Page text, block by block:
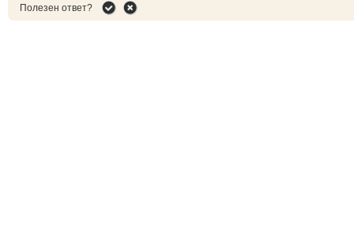
Полезен ответ?